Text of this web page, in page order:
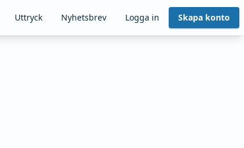
Uttryck Nyhetsbrev Logga in Skapa konto